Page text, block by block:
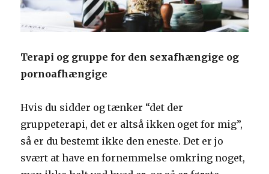
Terapi og gruppe for den sexafhængige og
pornoafhængige
Hvis du sidder og tænker “det der
gruppeterapi, det er altså ikken oget for mig”,
så er du bestemt ikke den eneste. Det er jo
svært at have en fornemmelse omkring noget,